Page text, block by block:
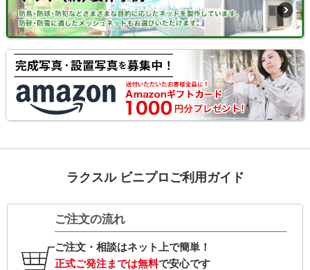
ラクスル ビニプロご利用ガイド
ご注文の流れ
ご注文・相談はネット上で簡単！
正式ご発注までは無料で安心です